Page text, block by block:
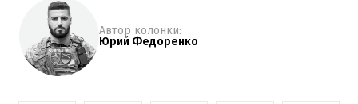
Автор колонки:
Юрий Федоренко